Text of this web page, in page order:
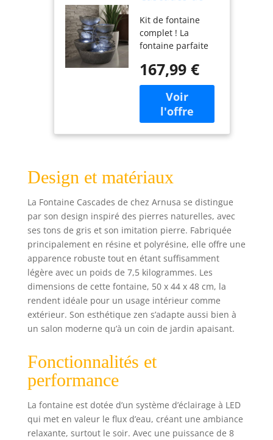
avec éclairage
à Del Fontaine
de Jardin
d’intérieur
Kit de fontaine
complet ! La
fontaine parfaite
l’intérieur et le
jardin comprend 3
lampes à DEL, déjà
pré-assemblées et
interchangeables!
Dimensions (L/H/P)
Matière :
polyrésine robuste
et résistante aux
intempéries
(résine synthétique
avec poudre de
pierre) Montage
facile ! Prêt à
l'emploi en
quelques étapes
simples et sans
outils ! Circuit
d'eau fermé !
167,99 €
Design et matériaux
La Fontaine Cascades de chez Arnusa se distingue
par son design inspiré des pierres naturelles, avec
ses tons de gris et son imitation pierre. Fabriquée
principalement en résine et polyrésine, elle offre une
apparence robuste tout en étant suffisamment
légère avec un poids de 7,5 kilogrammes. Les
dimensions de cette fontaine, 50 x 44 x 48 cm, la
rendent idéale pour un usage intérieur comme
extérieur. Son esthétique zen s’adapte aussi bien à
un salon moderne qu’à un coin de jardin apaisant.
Fonctionnalités et
performance
La fontaine est dotée d’un système d’éclairage à LED
qui met en valeur le flux d’eau, créant une ambiance
relaxante, surtout le soir. Avec une puissance de 8